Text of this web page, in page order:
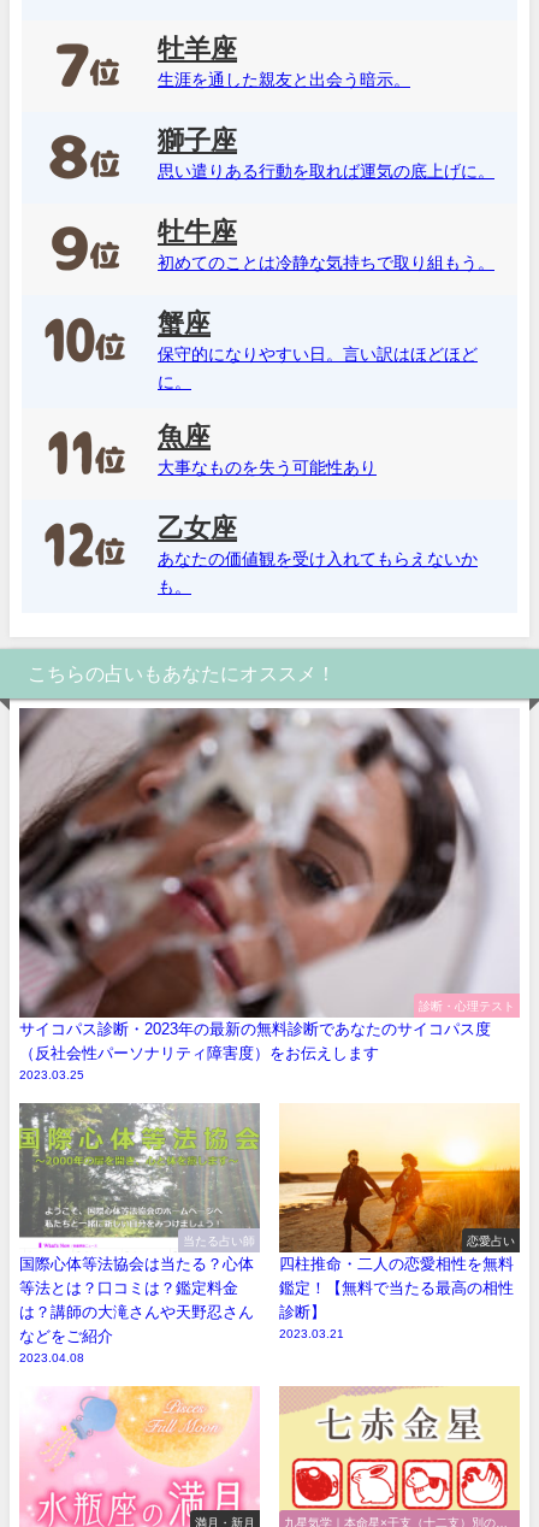
牡羊座
生涯を通した親友と出会う暗示。
獅子座
思い遣りある行動を取れば運気の底上げに。
牡牛座
初めてのことは冷静な気持ちで取り組もう。
蟹座
保守的になりやすい日。言い訳はほどほど
に。
魚座
大事なものを失う可能性あり
乙女座
あなたの価値観を受け入れてもらえないか
も。
こちらの占いもあなたにオススメ！
診断・心理テスト
サイコパス診断・2023年の最新の無料診断であなたのサイコパス度
（反社会性パーソナリティ障害度）をお伝えします
2023.03.25
当たる占い師
国際心体等法協会は当たる？心体
等法とは？口コミは？鑑定料金
は？講師の大滝さんや天野忍さん
などをご紹介
2023.04.08
恋愛占い
四柱推命・二人の恋愛相性を無料
鑑定！【無料で当たる最高の相性
診断】
2023.03.21
満月・新月
九星気学｜本命星×干支（十二支）別の性